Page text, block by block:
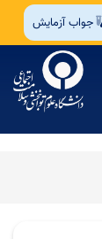
جواب آزمایش